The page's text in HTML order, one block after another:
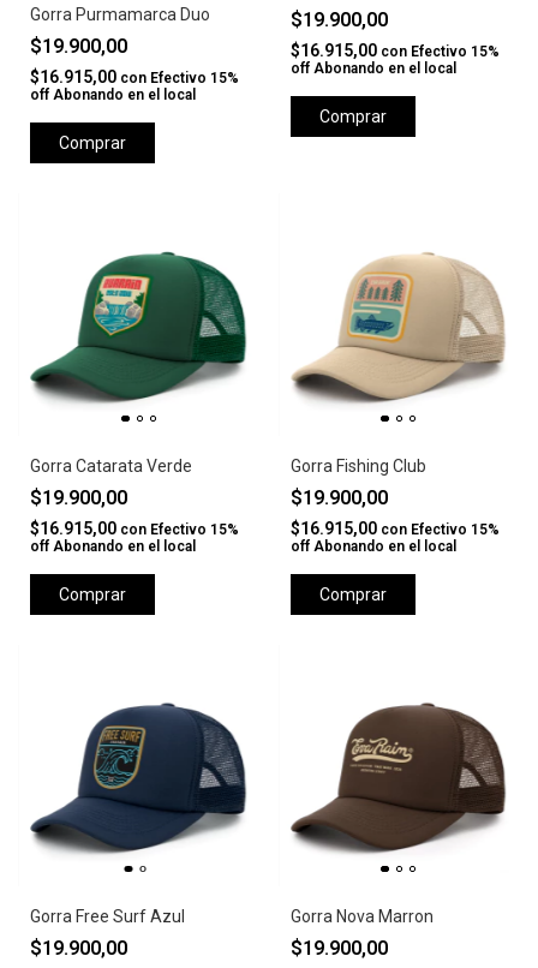
Gorra Purmamarca Duo
$19.900,00
$16.915,00 con Efectivo 15%
off Abonando en el local
Comprar
$19.900,00
$16.915,00 con Efectivo 15%
off Abonando en el local
Comprar
Gorra Catarata Verde
$19.900,00
$16.915,00 con Efectivo 15%
off Abonando en el local
Comprar
Gorra Fishing Club
$19.900,00
$16.915,00 con Efectivo 15%
off Abonando en el local
Comprar
Gorra Free Surf Azul
$19.900,00
Gorra Nova Marron
$19.900,00